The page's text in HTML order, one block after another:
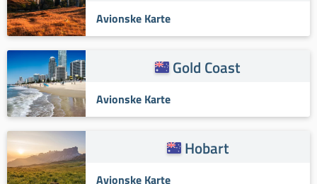
Avionske Karte
Gold Coast
Avionske Karte
Hobart
Avionske Karte